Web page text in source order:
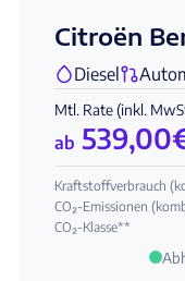
Citroën
Diesel
Mtl. Rate (inkl.
ab 539,00
Kraftstoffverbrauch
CO₂-Emissionen
CO₂-Klasse**